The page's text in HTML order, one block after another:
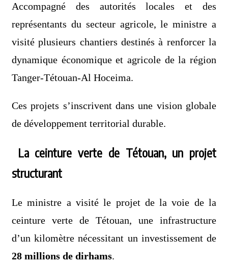
Accompagné des autorités locales et des
représentants du secteur agricole, le ministre a
visité plusieurs chantiers destinés à renforcer la
dynamique économique et agricole de la région
Tanger-Tétouan-Al Hoceima.
Ces projets s’inscrivent dans une vision globale
de développement territorial durable.
La ceinture verte de Tétouan, un projet
structurant
Le ministre a visité le projet de la voie de la
ceinture verte de Tétouan, une infrastructure
d’un kilomètre nécessitant un investissement de
28 millions de dirhams.